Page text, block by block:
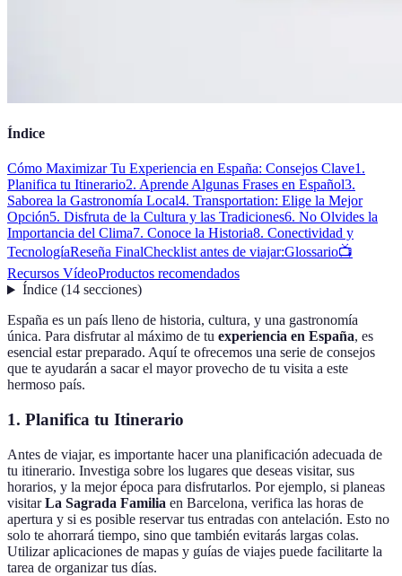
Índice
Cómo Maximizar Tu Experiencia en España: Consejos Clave1.
Planifica tu Itinerario2. Aprende Algunas Frases en Español3.
Saborea la Gastronomía Local4. Transportation: Elige la Mejor
Opción5. Disfruta de la Cultura y las Tradiciones6. No Olvides la
Importancia del Clima7. Conoce la Historia8. Conectividad y
TecnologíaReseña FinalChecklist antes de viajar:Glossario📺
Recursos VídeoProductos recomendados
Índice(14 secciones)
España es un país lleno de historia, cultura, y una gastronomía
única. Para disfrutar al máximo de tu experiencia en España, es
esencial estar preparado. Aquí te ofrecemos una serie de consejos
que te ayudarán a sacar el mayor provecho de tu visita a este
hermoso país.
1. Planifica tu Itinerario
Antes de viajar, es importante hacer una planificación adecuada de
tu itinerario. Investiga sobre los lugares que deseas visitar, sus
horarios, y la mejor época para disfrutarlos. Por ejemplo, si planeas
visitarLa Sagrada Familia en Barcelona, verifica las horas de
apertura y si es posible reservar tus entradas con antelación. Esto no
solo te ahorrará tiempo, sino que también evitarás largas colas.
Utilizar aplicaciones de mapas y guías de viajes puede facilitarte la
tarea de organizar tus días.